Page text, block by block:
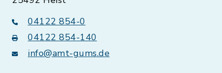
04122 854-0
04122 854-140
info@amt-gums.de